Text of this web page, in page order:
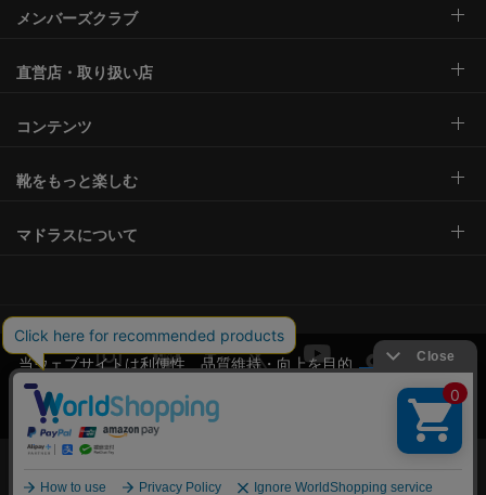
メンバーズクラブ
直営店・取り扱い店
コンテンツ
靴をもっと楽しむ
マドラスについて
サイトご利用規約
特定商取引法に基づく表示
当ウェブサイトは利便性、品質維持・向上を目的
にCookieを使用しております。詳細は
ー規約をご覧ください。
承諾する